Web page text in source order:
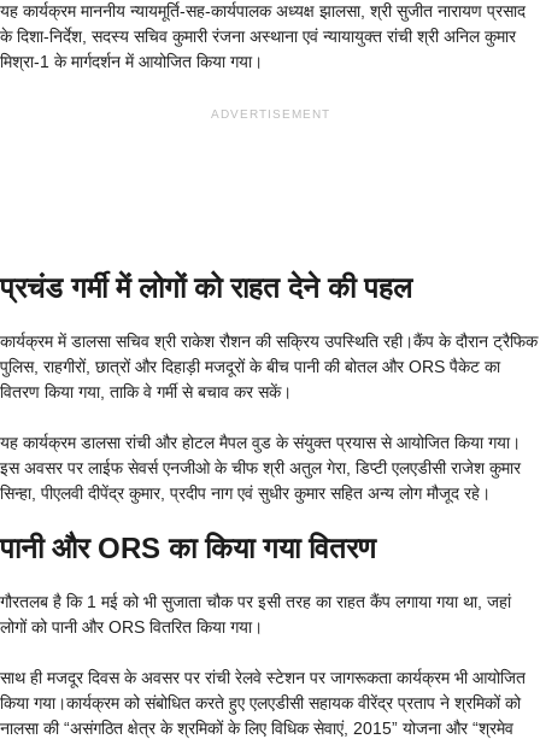
यह कार्यक्रम माननीय न्यायमूर्ति-सह-कार्यपालक अध्यक्ष झालसा, श्री सुजीत नारायण प्रसाद
के दिशा-निर्देश, सदस्य सचिव कुमारी रंजना अस्थाना एवं न्यायायुक्त रांची श्री अनिल कुमार
मिश्रा-1 के मार्गदर्शन में आयोजित किया गया।
ADVERTISEMENT
प्रचंड गर्मी में लोगों को राहत देने की पहल
कार्यक्रम में डालसा सचिव श्री राकेश रौशन की सक्रिय उपस्थिति रही।कैंप के दौरान ट्रैफिक
पुलिस, राहगीरों, छात्रों और दिहाड़ी मजदूरों के बीच पानी की बोतल और ORS पैकेट का
वितरण किया गया, ताकि वे गर्मी से बचाव कर सकें।
यह कार्यक्रम डालसा रांची और होटल मैपल वुड के संयुक्त प्रयास से आयोजित किया गया।
इस अवसर पर लाईफ सेवर्स एनजीओ के चीफ श्री अतुल गेरा, डिप्टी एलएडीसी राजेश कुमार
सिन्हा, पीएलवी दीपेंद्र कुमार, प्रदीप नाग एवं सुधीर कुमार सहित अन्य लोग मौजूद रहे।
पानी और ORS का किया गया वितरण
गौरतलब है कि 1 मई को भी सुजाता चौक पर इसी तरह का राहत कैंप लगाया गया था, जहां
लोगों को पानी और ORS वितरित किया गया।
साथ ही मजदूर दिवस के अवसर पर रांची रेलवे स्टेशन पर जागरूकता कार्यक्रम भी आयोजित
किया गया।कार्यक्रम को संबोधित करते हुए एलएडीसी सहायक वीरेंद्र प्रताप ने श्रमिकों को
नालसा की “असंगठित क्षेत्र के श्रमिकों के लिए विधिक सेवाएं, 2015” योजना और “श्रमेव